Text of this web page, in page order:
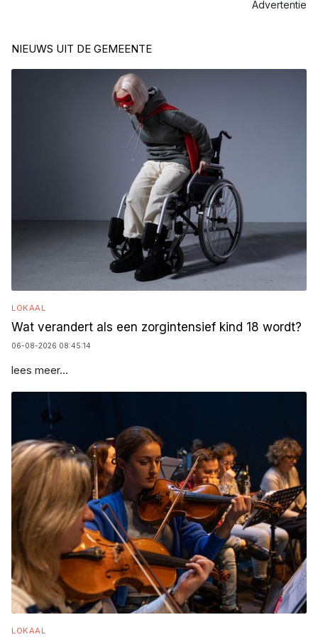
Advertentie
NIEUWS UIT DE GEMEENTE
LOKAAL
Wat verandert als een zorgintensief kind 18 wordt?
06-08-2026 08:45:14
lees meer...
LOKAAL